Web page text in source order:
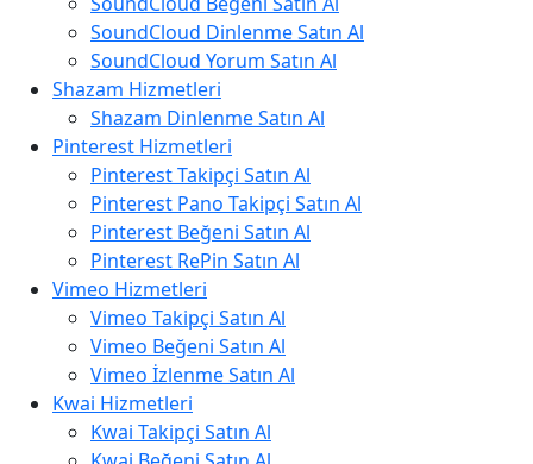
SoundCloud Dinlenme Satın Al
SoundCloud Yorum Satın Al
Shazam Hizmetleri
Shazam Dinlenme Satın Al
Pinterest Hizmetleri
Pinterest Takipçi Satın Al
Pinterest Pano Takipçi Satın Al
Pinterest Beğeni Satın Al
Pinterest RePin Satın Al
Vimeo Hizmetleri
Vimeo Takipçi Satın Al
Vimeo Beğeni Satın Al
Vimeo İzlenme Satın Al
Kwai Hizmetleri
Kwai Takipçi Satın Al